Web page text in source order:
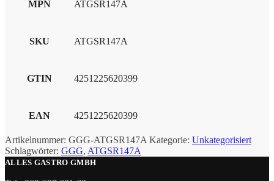
MPN ATGSR147A
SKU ATGSR147A
GTIN 4251225620399
EAN 4251225620399
Artikelnummer: GGG-ATGSR147A Kategorie: Unkategorisiert
Schlagwörter: GGG, ATGSR147A
ALLES GASTRO GMBH